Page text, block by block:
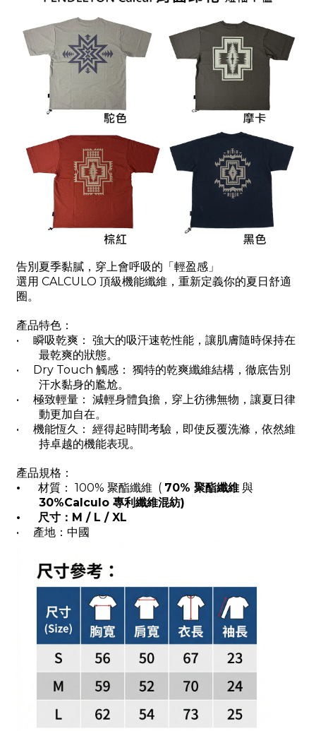
告別夏季黏膩，穿上會呼吸的「輕盈感」
選用 CALCULO 頂級機能纖維，重新定義你的夏日舒適
圈。
產品特色：
•
瞬吸乾爽： 強大的吸汗速乾性能，讓肌膚隨時保持在
最乾爽的狀態。
•
Dry Touch 觸感： 獨特的乾爽纖維結構，徹底告別
汗水黏身的尷尬。
•
極致輕量： 減輕身體負擔，穿上彷彿無物，讓夏日律
動更加自在。
•
機能恆久： 經得起時間考驗，即使反覆洗滌，依然維
持卓越的機能表現。
產品規格：
•
材質： 100% 聚酯纖維 ( 70% 聚酯纖維 與
30%Calculo 專利纖維混紡)
•
尺寸： M / L / XL
•
產地：中國